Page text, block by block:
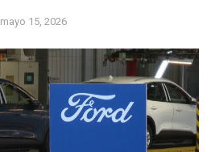
mayo 15, 2026